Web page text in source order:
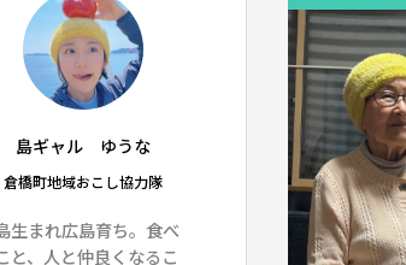
島ギャル ゆうな
倉橋町地域おこし協力隊
生まれ広島育ち。食べ
と、人と仲良くなるこ